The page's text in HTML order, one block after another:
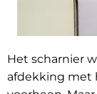
Het scharnier
afdekking met